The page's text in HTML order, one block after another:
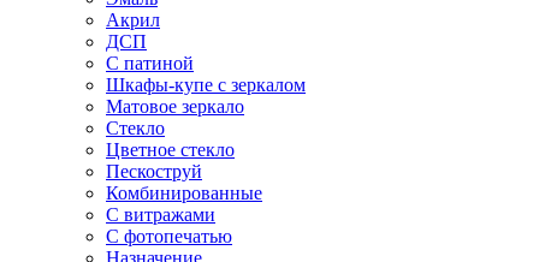
Акрил
ДСП
С патиной
Шкафы-купе с зеркалом
Матовое зеркало
Стекло
Цветное стекло
Пескоструй
Комбинированные
С витражами
С фотопечатью
Назначение